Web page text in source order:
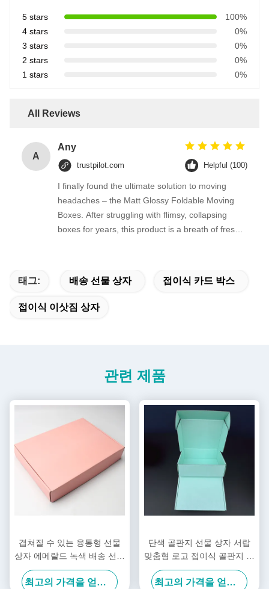
5 stars
100%
4 stars
0%
3 stars
0%
2 stars
0%
1 stars
0%
All Reviews
A
Any
trustpilot.com Helpful (100)
I finally found the ultimate solution to moving
headaches – the Matt Glossy Foldable Moving
Boxes. After struggling with flimsy, collapsing
boxes for years, this product is a breath of fresh
태그: 배송 선물 상자 접이식 카드 박스
접이식 이삿짐 상자
관련 제품
겹쳐질 수 있는 융통형 선물
상자 에메랄드 녹색 배송 선물
상자 은 엽금 금 금속
최고의 가격을 얻으십시오
단색 골판지 선물 상자 서랍
맞춤형 로고 접이식 골판지 상
자
최고의 가격을 얻으십시오